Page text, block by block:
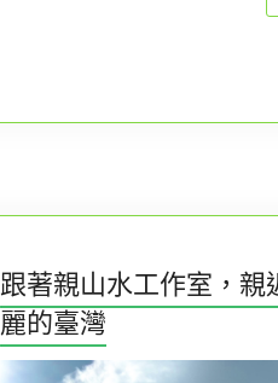
跟著親山水工作室，親
麗的臺灣